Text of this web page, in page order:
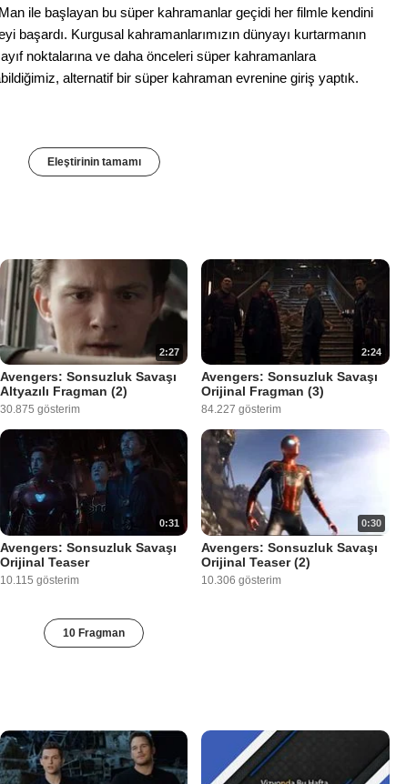
ile başlayan bu süper kahramanlar geçidi her filmle kendini
başardı. Kurgusal kahramanlarımızın dünyayı kurtarmanın
noktalarına ve daha önceleri süper kahramanlara
alternatif bir süper kahraman evrenine giriş yaptık.
Eleştirinin tamamı
2:27
Avengers: Sonsuzluk Savaşı
Altyazılı Fragman (2)
30.875 gösterim
2:24
Avengers: Sonsuzluk Savaşı
Orijinal Fragman (3)
84.227 gösterim
0:31
Avengers: Sonsuzluk Savaşı
Orijinal Teaser
10.115 gösterim
0:30
Avengers: Sonsuzluk Savaşı
Orijinal Teaser (2)
10.306 gösterim
10 Fragman